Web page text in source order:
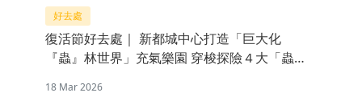
好去處
復活節好去處｜ 新都城中心打造「巨大化
『蟲』林世界」充氣樂園 穿梭探險４大「蟲」
18 Mar 2026